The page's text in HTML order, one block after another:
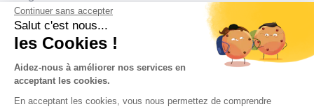
Conditions of use
Our partners
Continuer sans accepter
Salut c'est nous...
les Cookies !
Aidez-nous à améliorer nos services en
acceptant les cookies.
En acceptant les cookies, vous nous permettez de comprendre